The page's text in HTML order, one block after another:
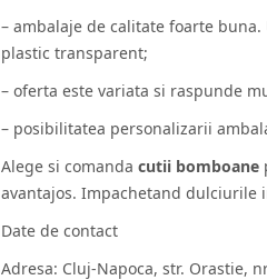
– ambalaje de calitate foarte
plastic transparent;
– oferta este variata si raspunde
– posibilitatea personalizarii
Alege si comanda cutii bomboane
avantajos. Impachetand dulciurile
Date de contact
Adresa: Cluj-Napoca, str. Orastie,